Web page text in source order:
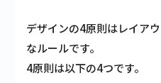
デザインの4原則はレイア
なルールです。
4原則は以下の4つです。